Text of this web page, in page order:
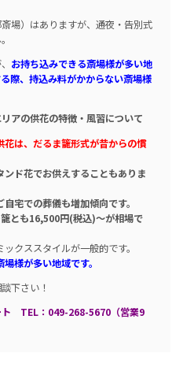
場）はありますが、通夜・告別式
お持ち込みできる斎場様が多い地
際、持込み料がかからない斎場様
アの供花の特徴・風習について
花は、だるま籠形式が昔からの慣
ド花でお供えすることもありま
宅での葬儀も増加傾向です。
とも16,500円(税込)～が相場で
クススタイルが一般的です。
様が多い地域です。
下さい！
ト TEL：049-268-5670（営業9